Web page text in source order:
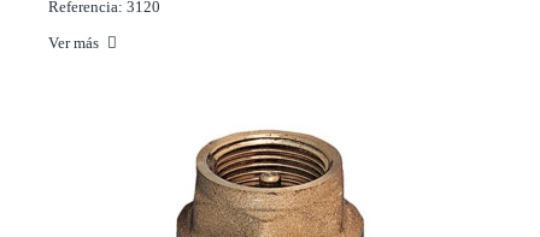
Referencia: 3120
Ver más